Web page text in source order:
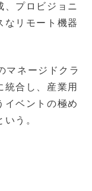
、プロビジョニ
なリモート機器
マネージドクラ
統合し、産業用
イベントの極め
う。